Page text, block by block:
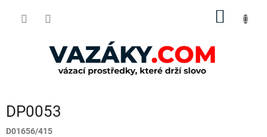
DP0053
D01656/415